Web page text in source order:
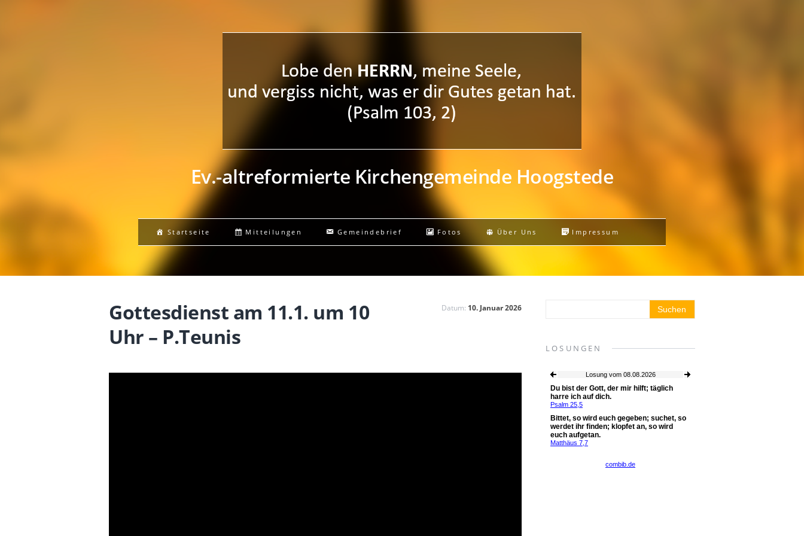
Ev.-altreformierte Kirchengemeinde Hoogstede
Startseite Mitteilungen Gemeindebrief Fotos Über Uns Impressum
Gottesdienst am 11.1. um 10
Uhr – P.Teunis
Datum: 10. Januar 2026
LOSUNGEN